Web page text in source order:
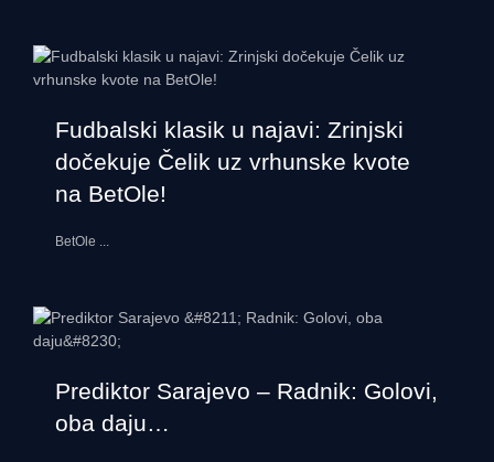
Fudbalski klasik u najavi: Zrinjski
dočekuje Čelik uz vrhunske kvote
na BetOle!
BetOle ...
Prediktor Sarajevo – Radnik: Golovi,
oba daju…